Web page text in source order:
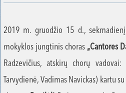
2019 m. gruodžio 15 d.,
mokyklos jungtinis choras „Cantores
Radzevičius, atskirų chorų vadovai:
Tarvydienė, Vadimas Navickas) kartu